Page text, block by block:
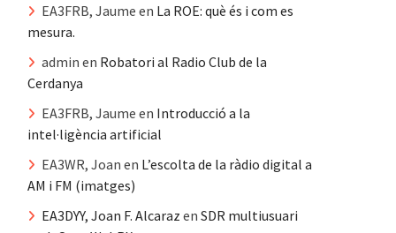
EA3FRB, Jaume en La ROE: què és i com es
mesura.
admin en Robatori al Radio Club de la
Cerdanya
EA3FRB, Jaume en Introducció a la
intel·ligència artificial
EA3WR, Joan en L’escolta de la ràdio digital a
AM i FM (imatges)
EA3DYY, Joan F. Alcaraz en SDR multiusuari